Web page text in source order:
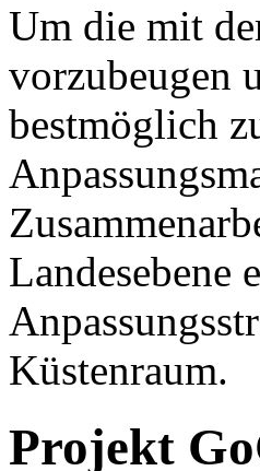
Um die mit
vorzubeugen
bestmöglich
Landesebene
Küstenraum.
Projekt